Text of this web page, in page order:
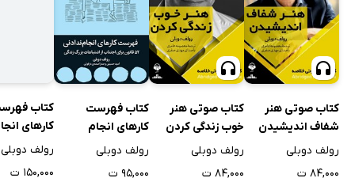
کتاب صوتی هنر
شفاف اندیشیدن
رولف دوبلی
۸۴,۰۰۰ ت
کتاب صوتی هنر
خوب زندگی کردن
رولف دوبلی
۸۴,۰۰۰ ت
کتاب فهرست
کارهای انجام
ندادنی
رولف دوبلی
۹۵,۰۰۰ ت
کتاب
کارهای
ندادنی
رولف دوبلی
۱۵۰,۰۰۰ ت